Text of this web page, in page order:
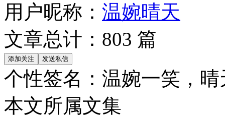
用户昵称： 温婉晴天
文章总计： 803 篇
个性签名： 温婉一笑，
本文所属文集